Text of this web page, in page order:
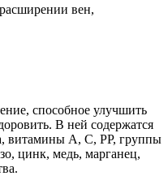
вен,
способное улучшить
В ней содержатся
витамины А, С, РР, группы
цинк, медь, марганец,